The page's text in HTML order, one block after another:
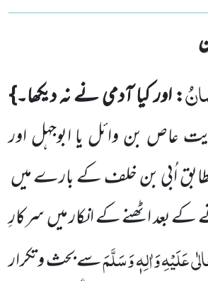
: اور کیا آدمی نے نہ دیکھا۔}
عاص بن وائل یا ابوجہل اور
اُبی بن خلف کے بارے میں
کے بعد اٹھنےکے انکار میںسرکارِ
عَلَیْہِ وَاٰلِہٖ وَسَلَّمَسے بحث و تکرار